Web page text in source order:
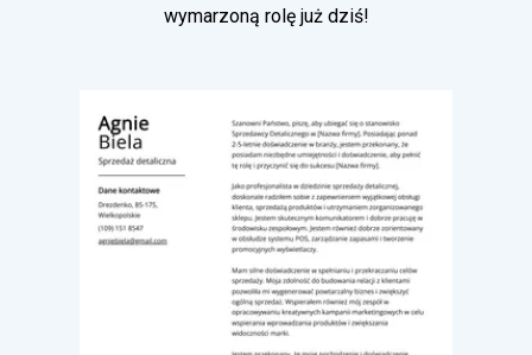
wymarzoną rolę już dziś!